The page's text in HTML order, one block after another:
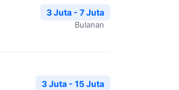
3 Juta - 7 Juta
Bulanan
3 Juta - 15 Juta